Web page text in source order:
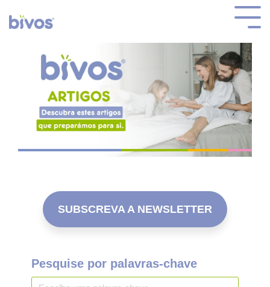
SUBSCREVA A NEWSLETTER
Pesquise por palavras-chave